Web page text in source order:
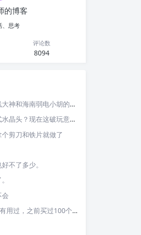
的博客
、思考
评论数
8094
他们做这些的熟练程度，是不是也是建立在这些翻车之上的....
现在这破玩意变得这么复杂了？
剪刀和铁片就做了
不了多少。
前买过100个水晶头还没有 用完。